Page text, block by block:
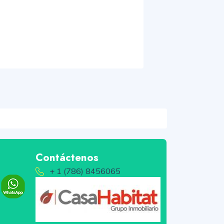
Contáctenos
+ 1 (786) 8456065